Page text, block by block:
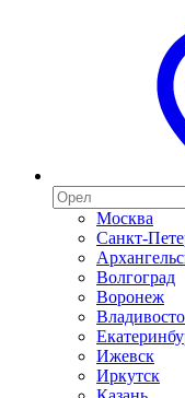
Москва
Санкт-
Волгоград
Воронеж
Ижевск
Иркутск